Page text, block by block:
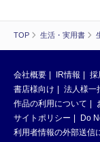
TOP 生活・実用書
会社概要 IR情報 採
書店様向け
法人様一
作品の利用について
サイトポリシー
Do
利用者情報の外部送信